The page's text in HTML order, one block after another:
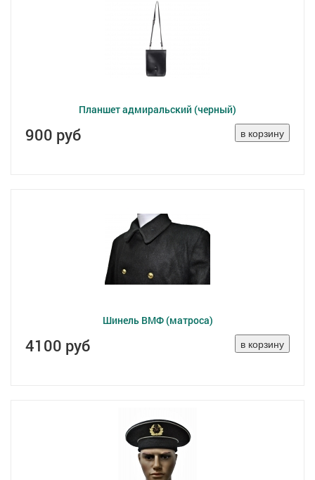
Планшет адмиральский (черный)
900 руб
Шинель ВМФ (матроса)
4100 руб